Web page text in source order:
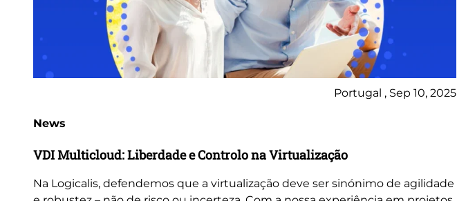
Portugal , Sep 10, 2025
News
VDI Multicloud: Liberdade e Controlo na Virtualização
Na Logicalis, defendemos que a virtualização deve ser sinónimo de agilidade